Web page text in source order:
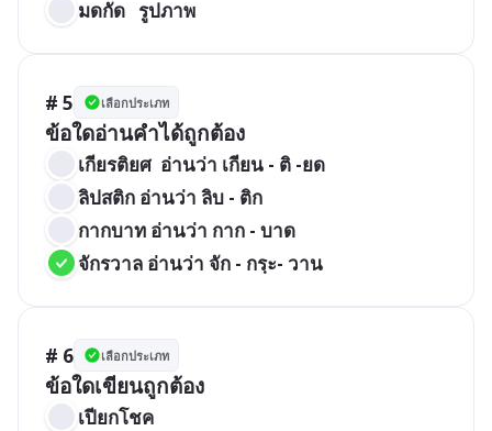
มดกัด   รูปภาพ
# 5 เลือกประเภท
ข้อใดอ่านคำได้ถูกต้อง
เกียรติยศ  อ่านว่า เกียน - ติ -ยด
ลิปสติก อ่านว่า ลิบ - ติก
กากบาท อ่านว่า กาก - บาด
จักรวาล อ่านว่า จัก - กรฺะ- วาน
# 6 เลือกประเภท
ข้อใดเขียนถูกต้อง
เปียกโชค